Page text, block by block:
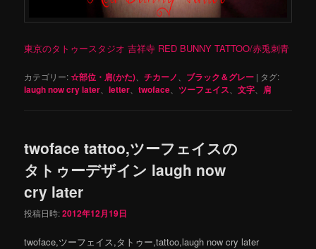
東京のタトゥースタジオ 吉祥寺 RED BUNNY TATTOO/赤兎刺青
カテゴリー:☆部位・肩(かた) 、チカーノ ブラック＆グレー | タグ:
laugh now cry later 、letter 、twoface 、ツーフェイス 、文字 肩
twoface tattoo,ツーフェイスの
タトゥーデザイン laugh now
cry later
投稿日時:2012年12月19日
twoface,ツーフェイス,タトゥー,tattoo,laugh now cry later